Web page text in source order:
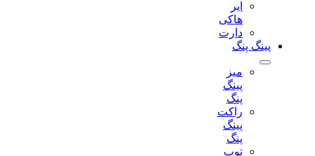
دارت
پینگ پنگ
میز
راکت
توپ